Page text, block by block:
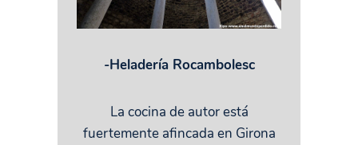
-Heladería Rocambolesc
La cocina de autor está
fuertemente afincada en Girona